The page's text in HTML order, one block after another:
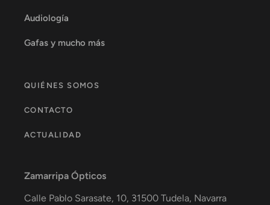
Audiología
Gafas y mucho más
QUIÉNES SOMOS
CONTACTO
ACTUALIDAD
Zamarripa Ópticos
Calle Pablo Sarasate, 10, 31500 Tudela, Navarra